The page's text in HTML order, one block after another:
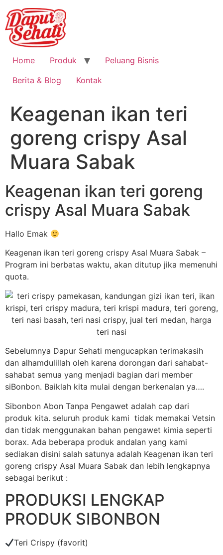
Home Produk
Peluang Bisnis
Berita & Blog
Kontak
Keagenan ikan teri
goreng crispy Asal
Muara Sabak
Keagenan ikan teri goreng
crispy Asal Muara Sabak
Hallo Emak
Keagenan ikan teri goreng crispy Asal Muara Sabak –
Program ini berbatas waktu, akan ditutup jika memenuhi
quota.
Sebelumnya Dapur Sehati mengucapkan terimakasih
dan alhamdulillah oleh karena dorongan dari sahabat-
sahabat semua yang menjadi bagian dari member
siBonbon. Baiklah kita mulai dengan berkenalan ya….
Sibonbon Abon Tanpa Pengawet adalah cap dari
produk kita. seluruh produk kami tidak memakai Vetsin
dan tidak menggunakan bahan pengawet kimia seperti
borax. Ada beberapa produk andalan yang kami
sediakan disini salah satunya adalah Keagenan ikan teri
goreng crispy Asal Muara Sabak dan lebih lengkapnya
sebagai berikut :
PRODUKSI LENGKAP
PRODUK SIBONBON
Teri Crispy (favorit)